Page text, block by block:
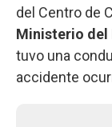
del Centro de
Ministerio
tuvo una
accidente